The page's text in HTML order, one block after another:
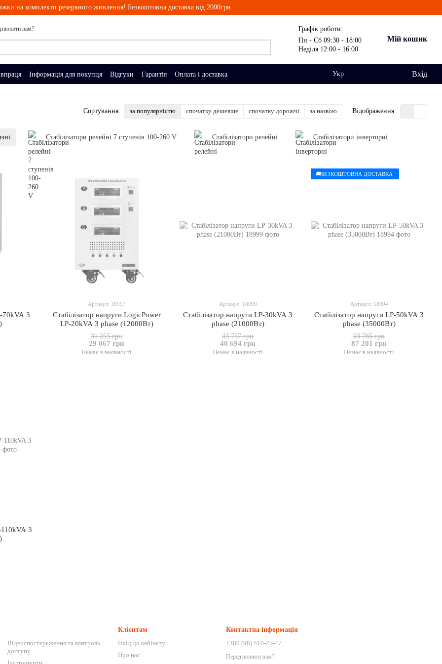
на комплекти резервного живлення! Безкоштовна доставка від 2000грн
вам?
Графік роботи:
Пн - Сб 09:30 - 18:00
Неділя 12:00 - 16:00
Мій кошик
Інформація для покупця Відгуки Гарантія Оплата і доставка Укр Вхід
Сортування: за популярністю спочатку дешевше спочатку дорожчі за назвою Відображення:
Стабілізатори релейні 7 ступенів 100-260 V Стабілізатори релейні Стабілізатори інверторні
70kVA 3
Артикул: 18997
Стабілізатор напруги LogicPower
LP-20kVA 3 phase (12000Вт)
31 255 грн
29 067 грн
Немає в наявності
Артикул: 18999
Стабілізатор напруги LP-30kVA 3
phase (21000Вт)
43 757 грн
40 694 грн
Немає в наявності
🚚БЕЗКОШТОВНА ДОСТАВКА
Артикул: 18994
Стабілізатор напруги LP-50kVA 3
phase (35000Вт)
93 765 грн
87 201 грн
Немає в наявності
110kVA 3
Відеоспостереження та контроль
доступу
Клієнтам
Вхід до кабінету
Про нас
Контактна інформація
+380 (98) 510-27-47
Передзвонити вам?